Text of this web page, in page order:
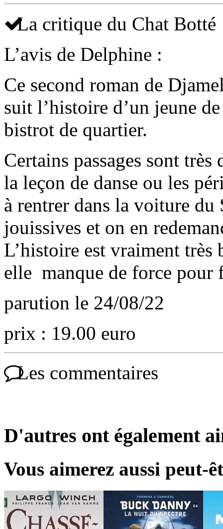
La critique du Chat Botté
L’avis de Delphine :
Ce second roman de
suit l’histoire d’un jeune
bistrot de quartier.
Certains passages sont très
la leçon de danse ou les
à rentrer dans la voiture du
jouissives et on en
L’histoire est vraiment
elle manque de force pour
parution le 24/08/22
prix : 19.00 euro
Les commentaires
D'autres ont également
Vous aimerez aussi peut-